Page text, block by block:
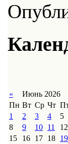
« Июнь 2026
Пн Вт Ср Чт
1
2 3 4 5
8
9 10 11 12
15
16 17 18 19